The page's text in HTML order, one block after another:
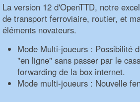
La version 12 d'OpenTTD, notre
de transport ferroviaire, routier, et
éléments novateurs.
Mode Multi-joueurs : Possibilité
"en ligne" sans passer par le
forwarding de la box internet.
Mode multi-joueurs : Nouvelle